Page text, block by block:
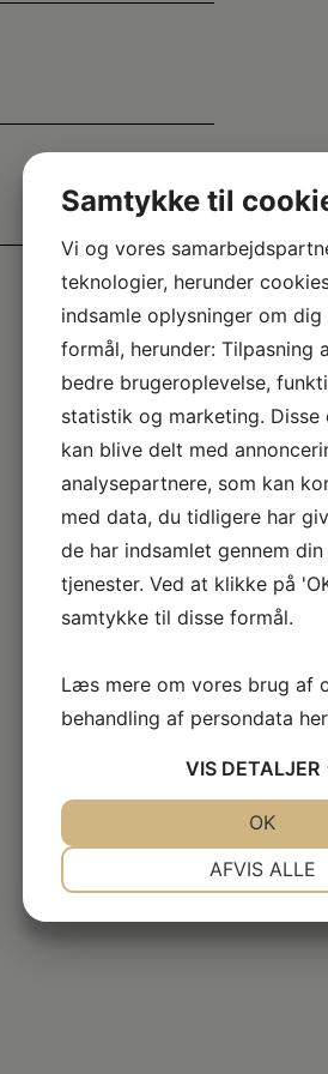
Samtykke til
Vi og vores
teknologier, herunder
indsamle oplysninger om
formål, herunder: Tilpasning
bedre brugeroplevelse,
statistik og marketing. Disse
kan blive delt med
analysepartnere, som kan
med data, du tidligere har
de har indsamlet gennem
tjenester. Ved at klikke på
samtykke til disse formål.
Læs mere om vores brug af
behandling af persondata her
VIS DETALJER
AFVIS ALLE
OK